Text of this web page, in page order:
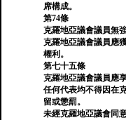
席構成。
第74條
克羅地亞議會議員無
克羅地亞議會議員應
權利。
第七十五條
克羅地亞議會議員應
任何代表均不得因在
留或懲罰。
未經克羅地亞議會同